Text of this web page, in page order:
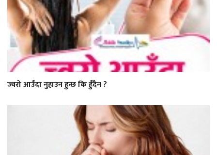
ज्वरो आउँदा नुहाउन हुन्छ कि हुँदैन ?